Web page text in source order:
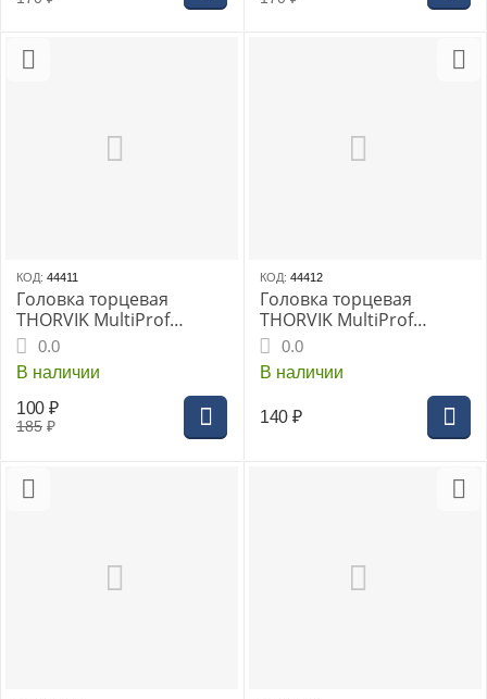
КОД: 44411
Головка торцевая
THORVIK MultiProf
1/2"DR 16 мм, (MP01216)
0.0
В наличии
185 ₽
100 ₽
КОД: 44412
Головка торцевая
THORVIK MultiProf
1/2"DR 17 мм, (MP01217)
0.0
В наличии
140 ₽